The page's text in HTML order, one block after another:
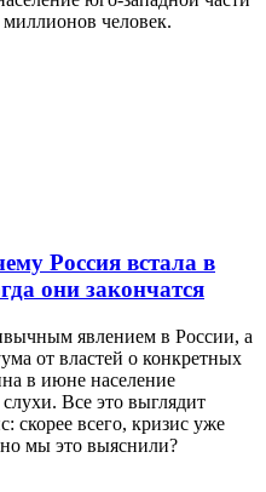
человек.
Россия встала в
они закончатся
явлением в России, а
от властей о конкретных
в июне население
Все это выглядит
скорее всего, кризис уже
мы это выяснили?